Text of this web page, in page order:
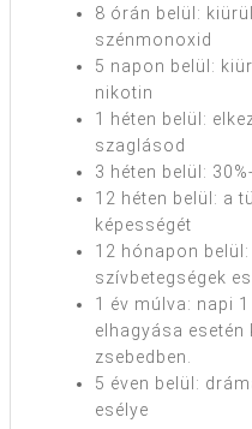
8 órán belül:
szénmonoxid
5 napon belül:
nikotin
1 héten belül:
szaglásod
3 héten belül:
12 héten belül: a
képességét
12 hónapon
szívbetegségek
1 év múlva: napi
elhagyása esetén
zsebedben.
5 éven belül:
esélye